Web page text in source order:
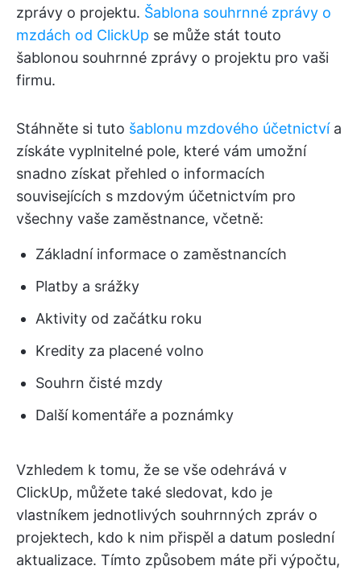
zprávy o projektu. Šablona souhrnné zprávy o
mzdách od ClickUp se může stát touto
šablonou souhrnné zprávy o projektu pro vaši
firmu.
Stáhněte si tuto šablonu mzdového účetnictvía
získáte vyplnitelné pole, které vám umožní
snadno získat přehled o informacích
souvisejících s mzdovým účetnictvím pro
všechny vaše zaměstnance, včetně:
Základní informace o zaměstnancích
Platby a srážky
Aktivity od začátku roku
Kredity za placené volno
Souhrn čisté mzdy
Další komentáře a poznámky
Vzhledem k tomu, že se vše odehrává v
ClickUp, můžete také sledovat, kdo je
vlastníkem jednotlivých souhrnných zpráv o
projektech, kdo k nim přispěl a datum poslední
aktualizace. Tímto způsobem máte při výpočtu,